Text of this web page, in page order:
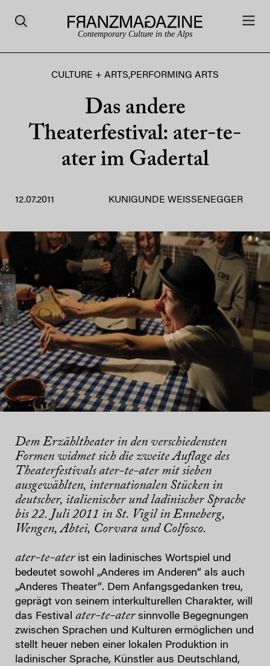
Contemporary Culture in the Alps
CULTURE + ARTS,PERFORMING ARTS
Das andere
Theaterfestival: ater-te-
ater im Gadertal
12.07.2011 KUNIGUNDE WEISSENEGGER
Dem Erzähltheater in den verschiedensten
Formen widmet sich die zweite Auflage des
Theaterfestivalsater-te-ater mit sieben
ausgewählten, internationalen Stücken in
deutscher, italienischer und ladinischer Sprache
bis 22. Juli 2011 in St. Vigil in Enneberg,
Wengen, Abtei, Corvara und Colfosco.
ater-te-aterist ein ladinisches Wortspiel und
bedeutet sowohl „Anderes im Anderen“ als auch
„Anderes Theater“. Dem Anfangsgedanken treu,
geprägt von seinem interkulturellen Charakter, will
das Festival ater-te-atersinnvolle Begegnungen
zwischen Sprachen und Kulturen ermöglichen und
stellt heuer neben einer lokalen Produktion in
ladinischer Sprache, Künstler aus Deutschland,